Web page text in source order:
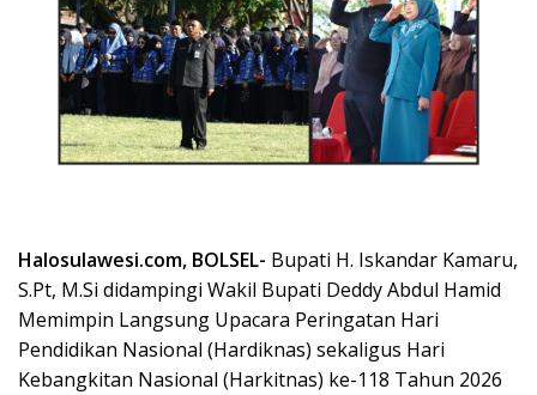
Halosulawesi.com, BOLSEL- Bupati H. Iskandar Kamaru,
S.Pt, M.Si didampingi Wakil Bupati Deddy Abdul Hamid
Memimpin Langsung Upacara Peringatan Hari
Pendidikan Nasional (Hardiknas) sekaligus Hari
Kebangkitan Nasional (Harkitnas) ke-118 Tahun 2026